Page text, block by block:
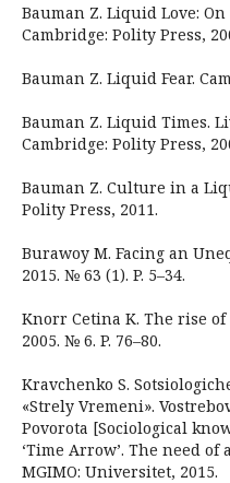
Bauman Z. Liquid Love:
Cambridge: Polity Press,
Bauman Z. Liquid Fear.
Bauman Z. Liquid Times.
Cambridge: Polity Press,
Bauman Z. Culture in a
Polity Press, 2011.
Burawoy M. Facing an
2015. № 63 (1). P. 5–34.
Knorr Cetina K. The rise of
2005. № 6. P. 76–80.
Kravchenko S.
«Strely Vremeni».
Povorota [Sociological
‘Time Arrow’. The need
MGIMO: Universitet, 2015.